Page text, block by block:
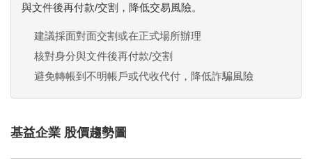
與文件後再付款/交割，降低交易風險。
建議採面對面交割或在正式場所辦理
核對身分與文件後再付款/交割
避免轉帳到不明帳戶或代收代付，降低詐騙風險
基益企業 股價趨勢圖